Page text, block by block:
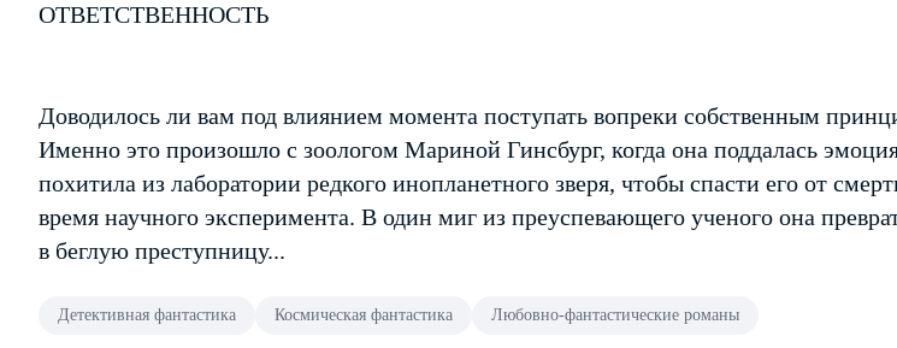
ОТВЕТСТВЕННОСТЬ
Доводилось ли вам под влиянием момента поступать вопреки собственным
Именно это произошло с зоологом Мариной Гинсбург, когда она поддалась
похитила из лаборатории редкого инопланетного зверя, чтобы спасти его от
время научного эксперимента. В один миг из преуспевающего ученого она
в беглую преступницу...
Детективная фантастика Космическая фантастика Любовно-фантастические романы